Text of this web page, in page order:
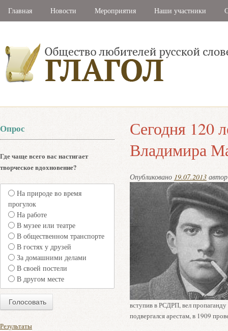
Главная Новости Мероприятия Наши участники
Сегодня 120
Владимира
Опубликовано 19.07.2013
вступив в РСДРП, вел
подвергался арестам, в 1909
Опрос
Где чаще всего вас настигает
творческое вдохновение?
На природе во время
прогулок
На работе
В музее или театре
В общественном транспорте
В гостях у друзей
За домашними делами
В своей постели
В другом месте
Результаты